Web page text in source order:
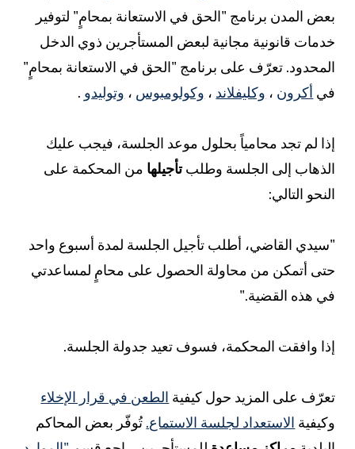
بعض المدن برنامج "الحق في الاستعانة بمحامٍ" لتوفير
خدمات قانونية مجانية لبعض المستأجرين ذوي الدخل
المحدود. تعرّف على برنامج "الحق في الاستعانة بمحامٍ"
فيأكرون ،وكليفلاند،وكولومبوس،وتوليدو.
إذا لم تجد محامياً بحلول موعد الجلسة، فيجب عليك
الذهاب إلى الجلسة وطلبتأجيلهامن المحكمة على
النحو التالي:
"سيدي القاضي، أطلب تأجيل الجلسة لمدة أسبوع واحد
حتى أتمكن من محاولة الحصول على محامٍ لمساعدتي
في هذه القضية."
إذا وافقت المحكمة، فسوف تعيد جدولة الجلسة.
تعرّف على المزيد حول كيفيةالطعن في قرار الإخلاء
وكيفيةالاستعداد لجلسة الاستماع.تُوفّر بعض المحاكم